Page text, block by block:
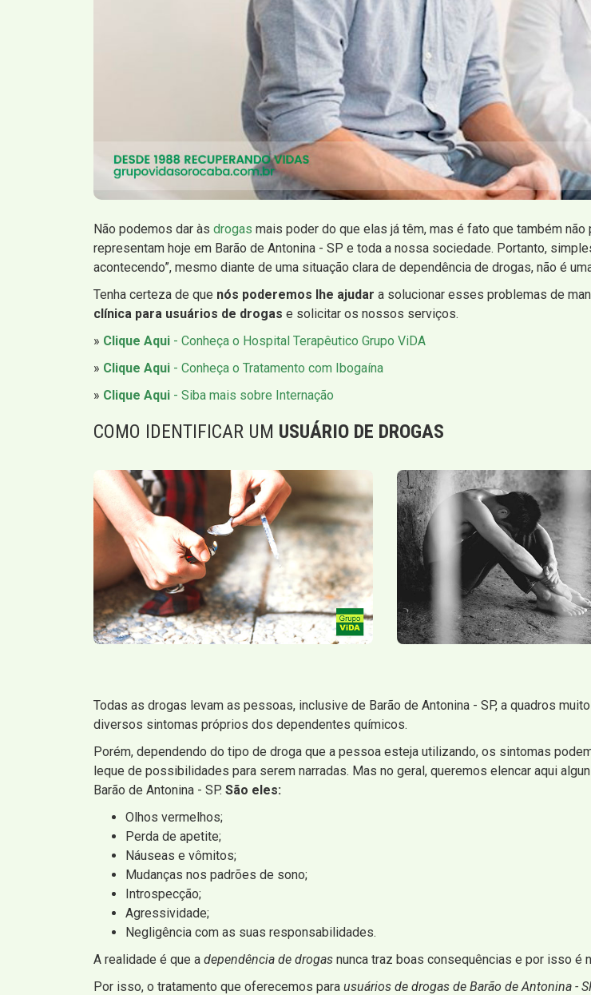
Não podemos dar às drogas mais poder do que elas já têm, mas é fato que também
representam hoje em Barão de Antonina - SP e toda a nossa sociedade. Portanto,
acontecendo”, mesmo diante de uma situação clara de dependência de drogas, não é
Tenha certeza de que nós poderemos lhe ajudar a solucionar esses problemas de
clínica para usuários de drogas e solicitar os nossos serviços.
» Clique Aqui - Conheça o Hospital Terapêutico Grupo ViDA
» Clique Aqui - Conheça o Tratamento com Ibogaína
» Clique Aqui - Siba mais sobre Internação
COMO IDENTIFICAR UM USUÁRIO DE DROGAS
Todas as drogas levam as pessoas, inclusive de Barão de Antonina - SP, a quadros
diversos sintomas próprios dos dependentes químicos.
Porém, dependendo do tipo de droga que a pessoa esteja utilizando, os sintomas
leque de possibilidades para serem narradas. Mas no geral, queremos elencar aqui
Barão de Antonina - SP. São eles:
Olhos vermelhos;
Perda de apetite;
Náuseas e vômitos;
Mudanças nos padrões de sono;
Introspecção;
Agressividade;
Negligência com as suas responsabilidades.
A realidade é que a dependência de drogas nunca traz boas consequências e por isso é
Por isso, o tratamento que oferecemos para usuários de drogas de Barão de Antonina -